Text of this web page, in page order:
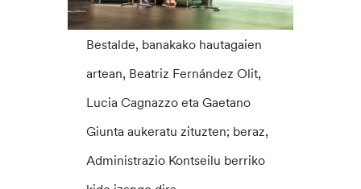
Bestalde, banakako hautagaien
artean, Beatriz Fernández Olit,
Lucia Cagnazzo eta Gaetano
Giunta aukeratu zituzten; beraz,
Administrazio Kontseilu berriko